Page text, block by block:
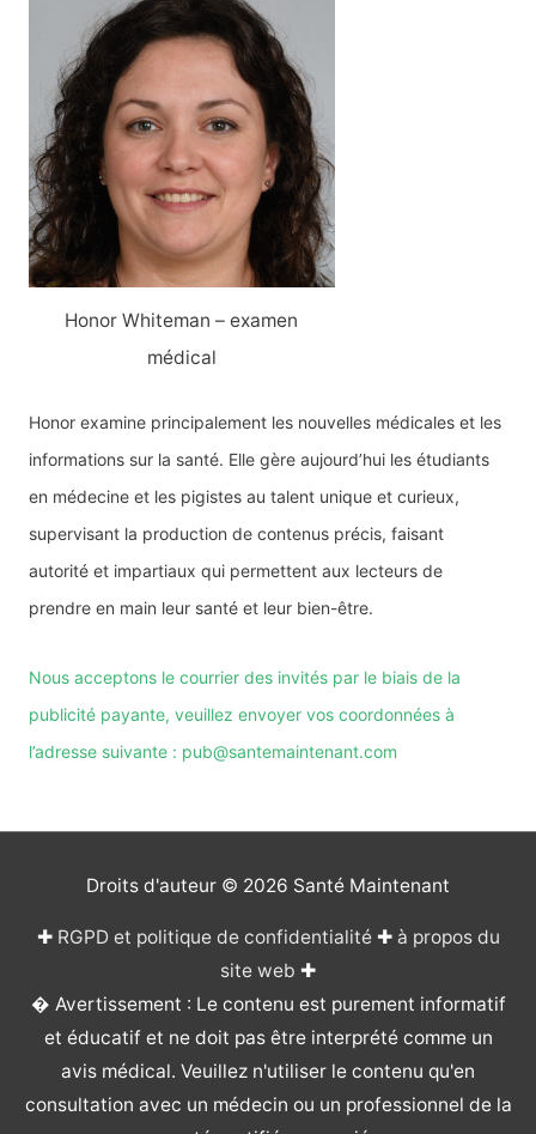
Honor Whiteman – examen
médical
Honor examine principalement les nouvelles médicales et les
informations sur la santé. Elle gère aujourd’hui les étudiants
en médecine et les pigistes au talent unique et curieux,
supervisant la production de contenus précis, faisant
autorité et impartiaux qui permettent aux lecteurs de
prendre en main leur santé et leur bien-être.
Nous acceptons le courrier des invités par le biais de la
publicité payante, veuillez envoyer vos coordonnées à
l’adresse suivante : pub@santemaintenant.com
Droits d'auteur © 2026 Santé Maintenant
✚ RGPD et politique de confidentialité✚ à propos du
site web ✚
� Avertissement : Le contenu est purement informatif
et éducatif et ne doit pas être interprété comme un
avis médical. Veuillez n'utiliser le contenu qu'en
consultation avec un médecin ou un professionnel de la